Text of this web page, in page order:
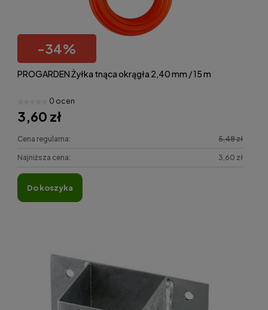
-34%
PROGARDEN Żyłka tnąca okrągła 2,40 mm / 15 m
0 ocen
3,60 zł
Cena regularna: 5,48 zł
Najniższa cena: 3,60 zł
do koszyka